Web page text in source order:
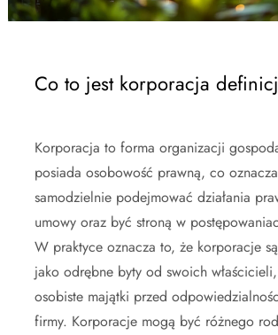
Co to jest korporacja
Korporacja to forma organizacji
posiada osobowość prawną, co
samodzielnie podejmować działania
umowy oraz być stroną w
W praktyce oznacza to, że korporacje
jako odrębne byty od swoich
osobiste majątki przed
firmy. Korporacje mogą być różnego